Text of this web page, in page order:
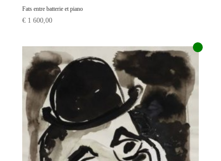
Fats entre batterie et piano
€1 600,00